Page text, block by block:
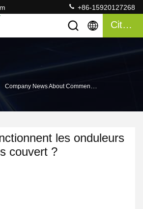
+86-15920127268
Citation
Company News About Comment Fonctionnent Les Onduleurs PV Par Temps Couvert ?​
les onduleurs
couvert ?​